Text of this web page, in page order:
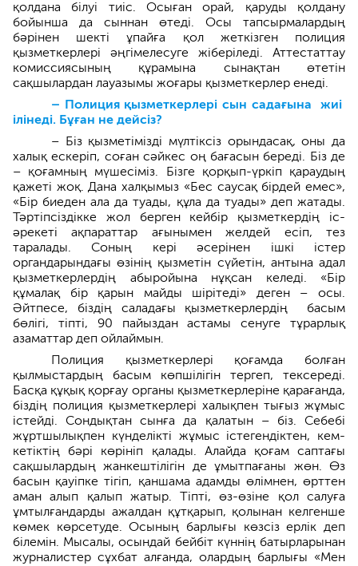
қолдана білуі тиіс. Осыған орай, қаруды қолдану
бойынша да сыннан өтеді. Осы тапсырмалардың
бәрінен шекті ұпайға қол жеткізген полиция
қызметкерлері әңгімелесуге жіберіледі. Аттестаттау
комиссиясының құрамына сынақтан өтетін
сақшылардан лауазымы жоғары қызметкерлер енеді.
– Полиция қызметкерлері сын сада­ғына жиі
ілінеді. Бұған не дейсіз?
– Біз қызметімізді мүлтіксіз орындасақ, оны да
халық ескеріп, соған сәйкес оң бағасын береді. Біз де
– қоғамның мүшесіміз. Бізге қорқып-үркіп қараудың
қажеті жоқ. Дана халқымыз «Бес саусақ бірдей емес»,
«Бір биеден ала да туады, құла да туады» деп жатады.
Тәртіпсіздікке жол берген кейбір қызметкердің іс-
әрекеті ақпараттар ағынымен желдей есіп, тез
таралады. Соның кері әсерінен ішкі істер
органдарындағы өзінің қызметін сүйетін, антына адал
қызметкерлердің абыройына нұқсан келеді. «Бір
құмалақ бір қарын майды шірітеді» деген – осы.
Әйтпесе, біздің саладағы қызметкерлердің басым
бөлігі, тіпті, 90 пайыздан астамы сенуге тұрарлық
азаматтар деп ойлаймын.
Полиция қызметкерлері қоғамда болған
қылмыстардың басым көп­шілігін тергеп, тексереді.
Басқа құқық қорғау органы қызметкерлеріне қарағанда,
біздің полиция қызметкерлері халықпен тығыз жұмыс
істейді. Сондықтан сынға да қалатын – біз. Себебі
жұртшылықпен күнделікті жұмыс істегендіктен, кем-
кетіктің бәрі көрініп қалады. Алайда қоғам саптағы
сақшылардың жанкештілігін де ұмытпағаны жөн. Өз
басын қауіпке тігіп, қаншама адамды өлімнен, өрттен
аман алып қалып жатыр. Тіпті, өз-өзіне қол салу­ға
ұмтылғандарды ажалдан құтқарып, қолынан келгенше
көмек көрсетуде. Осының барлығы көзсіз ерлік деп
білемін. Мысалы, осындай бейбіт күннің батырларынан
журналистер сұхбат алғанда, олардың барлығы «Мен